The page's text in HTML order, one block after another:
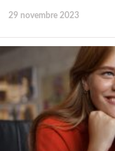
29 novembre 2023